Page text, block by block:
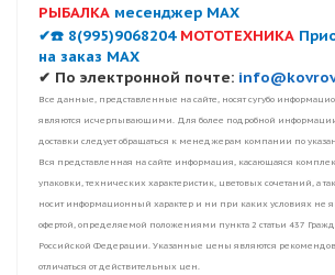
РЫБАЛКА месенджер MAX
✔☎️ 8(995)9068204 МОТОТЕХНИКА
на заказ MAX
✔ По электронной почте:
Все данные, представленные на сайте, носят сугубо
являются исчерпывающими. Для более подробной информации
доставки следует обращаться к менеджерам компании по
Вся представленная на сайте информация, касающаяся
упаковки, технических характеристик, цветовых сочетаний, а
носит информационный характер и ни при каких условиях не
офертой, определяемой положениями пункта 2 статьи 437
Российской Федерации. Указанные цены являются
отличаться от действительных цен.